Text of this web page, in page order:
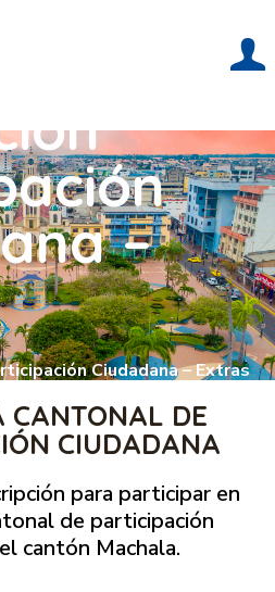
–
Ciudadana – Extras
CANTONAL DE
CIUDADANA
para participar en
de participación
cantón Machala.